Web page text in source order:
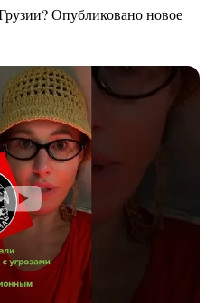
Опубликовано новое